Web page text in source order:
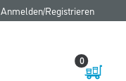
Anmelden/Registrieren
0